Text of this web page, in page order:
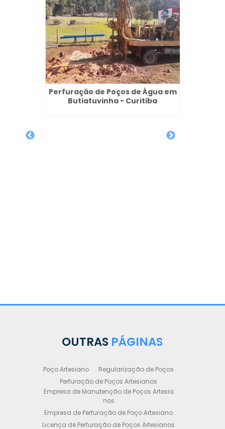
Perfuração de Poços de Água em
Butiatuvinha - Curitiba
OUTRAS PÁGINAS
Poço Artesiano
Regularização de Poços
Perfuração de Poços Artesianos
Empresa de Manutenção de Poços Artesia
nos
Empresa de Perfuração de Poço Artesiano
Licença de Perfuração de Poços Artesianos